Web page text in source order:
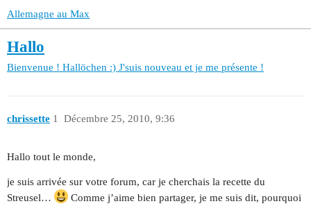
Allemagne au Max
Hallo
Bienvenue ! Hallöchen :) J'suis nouveau et je me présente !
chrissette Décembre 25, 2010, 9:36
1
Hallo tout le monde,
je suis arrivée sur votre forum, car je cherchais la recette du
Streusel…
Comme j’aime bien partager, je me suis dit, pourquoi